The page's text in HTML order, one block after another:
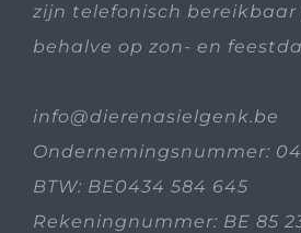
zijn telefonisch bereikbaar
behalve op zon- en
info@dierenasielgenk.be
Ondernemingsnummer:
BTW: BE0434 584 645
Rekeningnummer: BE 85